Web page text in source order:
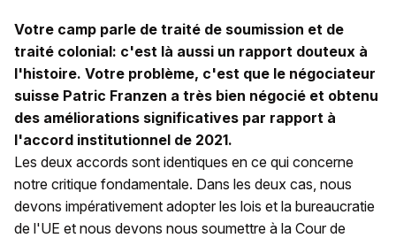
Votre camp parle de traité de soumission et de
traité colonial: c'est là aussi un rapport douteux à
l'histoire. Votre problème, c'est que le négociateur
suisse Patric Franzen a très bien négocié et obtenu
des améliorations significatives par rapport à
l'accord institutionnel de 2021.
Les deux accords sont identiques en ce qui concerne
notre critique fondamentale. Dans les deux cas, nous
devons impérativement adopter les lois et la bureaucratie
de l'UE et nous devons nous soumettre à la Cour de